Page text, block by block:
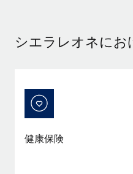
サービス
バックグラウンドチェッ
候補者の選考プロセスをシ
Compliance Watchtower
Remote Build 近日リ
活用事例
給与・人材情報
サポートを依頼する
すべてのリソースを表示する
シエラレオネにお
健康保険